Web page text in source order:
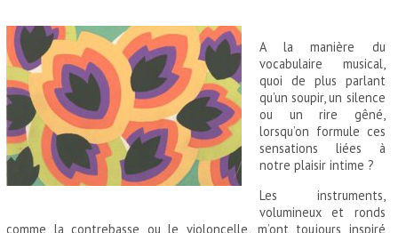
A la manière du
vocabulaire musical,
quoi de plus parlant
qu’un soupir, un silence
ou un rire gêné,
lorsqu’on formule ces
sensations liées à
notre plaisir intime ?
Les instruments,
volumineux et ronds
comme la contrebasse ou le violoncelle, m’ont toujours inspiré